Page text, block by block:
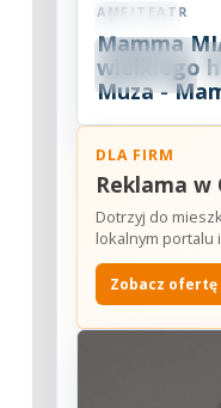
Koncert
08 2026
AMFITEATR
Mamma
wielkiego
Muza -
DLA FIRM
Reklama w
Dotrzyj do
lokalnym portalu
Zobacz